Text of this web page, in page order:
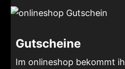
Gutscheine
Im onlineshop bekommt